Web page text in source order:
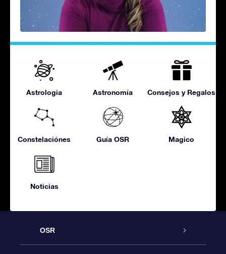
Astrologia Astronomía Consejos y Regalos
Constelaciónes Guía OSR Magico
Noticias
OSR